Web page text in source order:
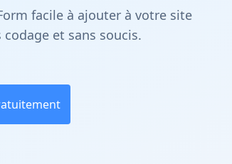
facile à ajouter à votre site
codage et sans soucis.